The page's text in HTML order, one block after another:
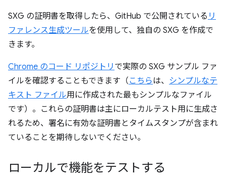
SXG の証明書を取得したら、GitHub で公開されている リ
ファレンス生成ツールを使用して、独自の SXG を作成で
きます。
Chrome のコード リポジトリ で実際の SXG サンプル ファ
イルを確認することもできます（こちらは、 シンプルなテ
キスト ファイル用に作成された最もシンプルなファイル
です）。これらの証明書は主にローカルテスト用に生成さ
れるため、署名に有効な証明書とタイムスタンプが含まれ
ていることを期待しないでください。
ローカルで機能をテストする